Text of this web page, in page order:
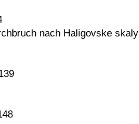
nach Haligovske skaly